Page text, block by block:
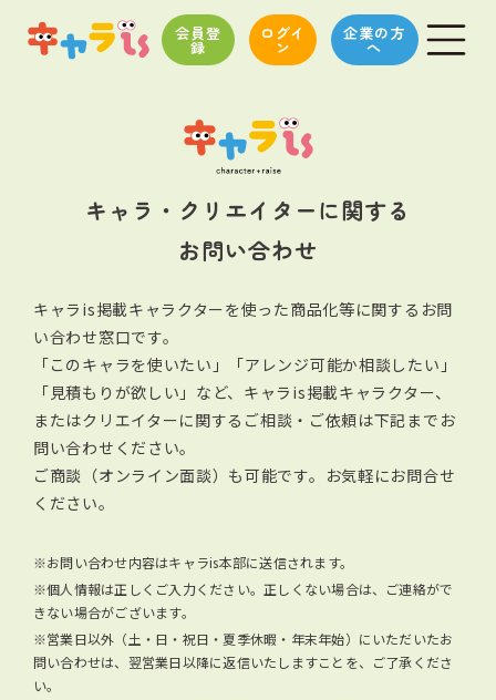
会員登
録
ログイ
ン
企業の方
へ
キャラ・クリエイターに関する
お問い合わせ
キャラis掲載キャラクターを使った商品化等に関するお問
い合わせ窓口です。
「このキャラを使いたい」「アレンジ可能か相談したい」
「見積もりが欲しい」など、キャラis掲載キャラクター、
またはクリエイターに関する ご相談・ご依頼は下記までお
問い合わせください。
ご商談（オンライン面談）も可能です。お気軽にお問合せ
ください。
※お問い合わせ内容はキャラis本部に送信されます。
※個人情報は正しくご入力ください。正しくない場合は、ご連絡がで
きない場合がございます。
※営業日以外（土・日・祝日・夏季休暇・年末年始）にいただいたお
問い合わせは、翌営業日以降に返信いたしますことを、ご了承くださ
い。